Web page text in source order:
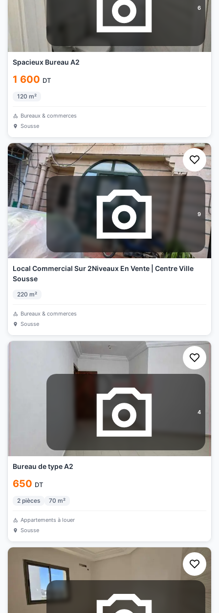
6
Spacieux Bureau A2
1 600 DT
120 m²
Bureaux & commerces
Sousse
9
Local Commercial Sur 2Niveaux En Vente | Centre Ville
Sousse
220 m²
Bureaux & commerces
Sousse
4
Bureau de type A2
650 DT
2 pièces 70 m²
Appartements à louer
Sousse